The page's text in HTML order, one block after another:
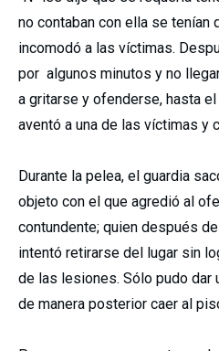
no contaban con ella se tenían
incomodó a las víctimas.
por algunos minutos y no
a gritarse y ofenderse, hasta
aventó a una de las víctimas y
Durante la pelea, el guardia
objeto con el que agredió al
contundente; quien después
intentó retirarse del lugar sin
de las lesiones. Sólo pudo dar
de manera posterior caer al